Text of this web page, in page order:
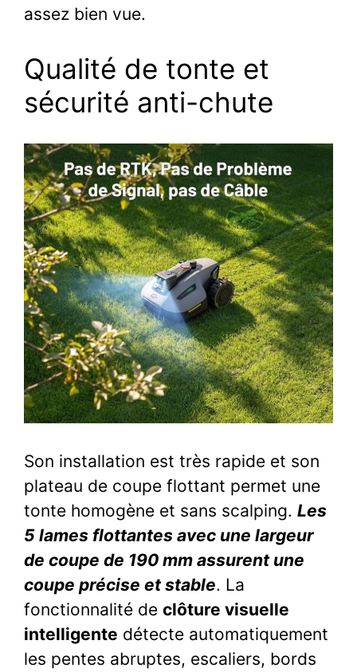
assez bien vue.
Qualité de tonte et
sécurité anti-chute
Son installation est très rapide et son
plateau de coupe flottant permet une
tonte homogène et sans scalping. Les
5 lames flottantes avec une largeur
de coupe de 190 mm assurent une
coupe précise et stable. La
fonctionnalité de clôture visuelle
intelligente détecte automatiquement
les pentes abruptes, escaliers, bords